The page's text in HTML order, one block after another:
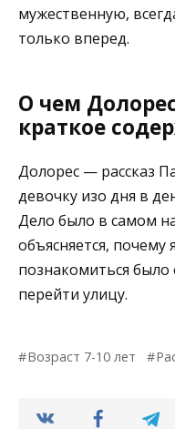
мужественную,
только вперед.
О чем
краткое
Долорес — рассказ
девочку изо дня в
Дело было в самом
объясняется, почему
познакомиться
перейти улицу.
Возраст 7-10 лет